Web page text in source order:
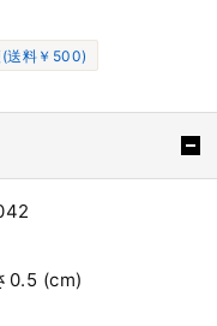
送料￥500)
0.5 (cm)